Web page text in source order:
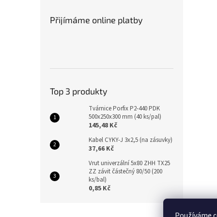
Přijímáme online platby
Top 3 produkty
Tvárnice Porfix P2-440 PDK
500x250x300 mm (40 ks/pal)
145,48 Kč
Kabel CYKY-J 3x2,5 (na zásuvky)
37,66 Kč
Vrut univerzální 5x80 ZHH TX25
ZZ závit částečný 80/50 (200
ks/bal)
0,85 Kč